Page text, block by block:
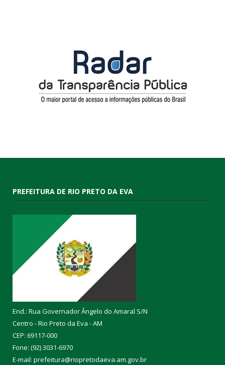
PREFEITURA DE RIO PRETO DA EVA
End.: Rua Governador Ângelo do Amaral S/N
Centro - Rio Preto da Eva - AM
CEP: 69117-000
Fone: (92) 3031-6970
E-mail: prefeitura@riopretodaeva.am.gov.br